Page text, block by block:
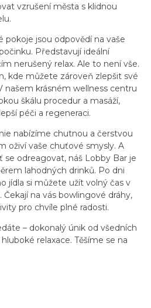
vzrušení města s klidnou
pokoje jsou odpovědí na vaše
Představují ideální
nerušený relax. Ale to není vše.
kde můžete zároveň zlepšit své
našem krásném wellness centru
škálu procedur a masáží,
péči a regeneraci.
nabízíme chutnou a čerstvou
oživí vaše chuťové smysly. A
odreagovat, náš Lobby Bar je
lahodných drinků. Po dni
jídla si můžete užít volný čas v
na vás bowlingové dráhy,
pro chvíle plné radosti.
– dokonalý únik od všedních
relaxace. Těšíme se na